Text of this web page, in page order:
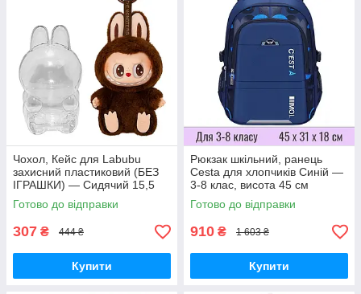
Чохол, Кейс для Labubu
захисний пластиковий (БЕЗ
ІГРАШКИ) — Сидячий 15,5
см Have a Seat
Готово до відправки
307 ₴ 444 ₴
Купити
Рюкзак шкільний, ранець
Cesta для хлопчиків Синій —
3-8 клас, висота 45 см
Готово до відправки
910 ₴ 1 603 ₴
Купити